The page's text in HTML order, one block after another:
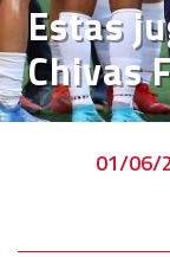
VENTA
DE
BOLETOS
CHIVABONOS
Estas
Chivas
01/06/